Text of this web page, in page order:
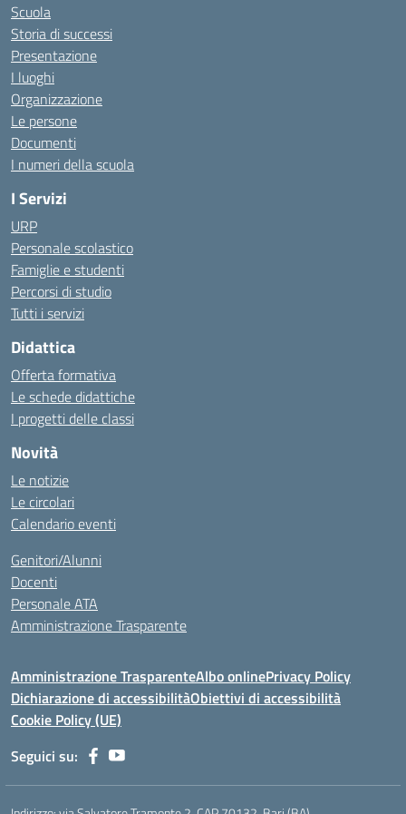
Scuola
Storia di successi
Presentazione
I luoghi
Organizzazione
Le persone
Documenti
I numeri della scuola
I Servizi
URP
Personale scolastico
Famiglie e studenti
Percorsi di studio
Tutti i servizi
Didattica
Offerta formativa
Le schede didattiche
I progetti delle classi
Novità
Le notizie
Le circolari
Calendario eventi
Genitori/Alunni
Docenti
Personale ATA
Amministrazione Trasparente
Amministrazione TrasparenteAlbo onlinePrivacy Policy
Dichiarazione di accessibilitàObiettivi di accessibilità
Cookie Policy (UE)
Seguici su: